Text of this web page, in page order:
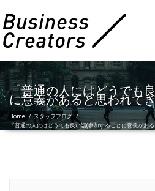
『普通の人にはどうでも
に意義があると思われて
Home /スタッフブログ /
『普通の人にはどうでも良い話(参加することに意義があ